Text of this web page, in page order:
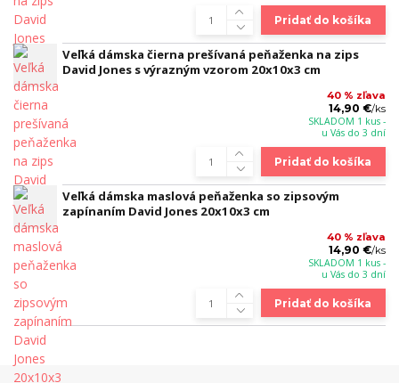
Pridať do košíka
Veľká dámska čierna prešívaná peňaženka na zips
David Jones s výrazným vzorom 20x10x3 cm
40 % zľava
14,90 €/ks
SKLADOM 1 kus -
u Vás do 3 dní
Pridať do košíka
Veľká dámska maslová peňaženka so zipsovým
zapínaním David Jones 20x10x3 cm
40 % zľava
14,90 €/ks
SKLADOM 1 kus -
u Vás do 3 dní
Pridať do košíka